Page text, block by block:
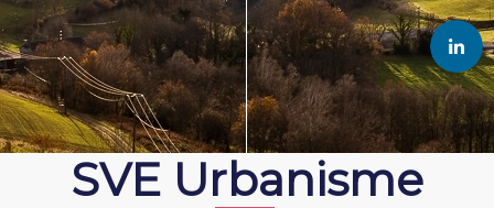
SVE Urbanisme